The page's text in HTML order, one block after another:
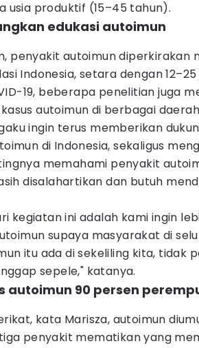
usia produktif (15–45 tahun).
edukasi autoimun
penyakit autoimun diperkirakan
Indonesia, setara dengan
19, beberapa penelitian juga
autoimun di berbagai
ingin terus memberikan
di Indonesia, sekaligus
memahami penyakit
disalahartikan dan butuh
kegiatan ini adalah kami ingin
supaya masyarakat di
itu ada di sekeliling kita, tidak
sepele," katanya.
autoimun 90 persen
kata Marisza, autoimun
penyakit mematikan yang